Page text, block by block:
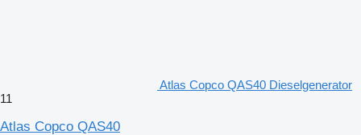
Atlas Copco QAS40 Dieselgenerator
11
Atlas Copco QAS40